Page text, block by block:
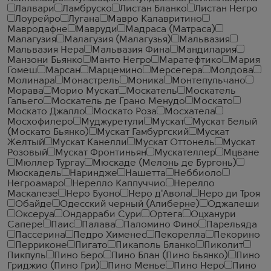
Лалвари
Ламбруско Листан Бланко
Листан Негро
Лоурейро
Лугана
Мавро Калавритино
Мавродафне
Мавруди
Мадраса (Матраса)
Малагузия
Малагузия (Малагузья)
Мальвазия
Мальвазия Нера
Мальвазия Фина
Мандилария
Манзони Бьянко
Манто Негро Маратефтико
Мария
Гомеш
Марсан Марцемино Мерсегера
Молдова
Молинара
Монастрель Моника
Монтепульчано
Морава
Морио Мускат Москатель
Москатель
Гальего
Москатель де Грано Менудо
Москато
Москато Джалло
Москато Роза
Мосхатела
Мосхофилеро
Муджуретули Мускат
Мускат Белый
(Москато Бьянко)
Мускат Гамбургский
Мускат
Желтый
Мускат Канелли Мускат Оттонель
Мускат
Розовый
Мускат Фронтиньян Мускателлер
Мцване
Мюллер Тургау
Мюскаде (Мелонь де Бургонь)
Мюскадель
Нариндже Нашетта
Неббиоло
Негроамаро
Нерелло Каппуччио
Нерелло
Маскалезе
Неро Буоно Неро д'Авола
Неро ди Троя
Обайде
Одесский черный (Алиберне)
Оджалеши
Оксеруа
Ондарраби Сури Ортега
Оцханури
Сапере
Паис Палава Паломино Фино
Парельяда
Пассерина
Педро Хименес Пекорелла
Пекорино
Перриконе
Пигато Пикаполь Бланко
Пиколит
Пикпуль
Пино Беро Пино Блан (Пино Бьянко)
Пино
Гриджио (Пино Гри)
Пино Менье Пино Неро
Пино